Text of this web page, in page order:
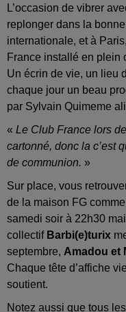
L’occasion de vibrer
replonger dans la
internationale, et à
France installé en
Un écrin de vie, un lieu
chaque jour un beau
par Sylvain Quimeme
« Le Club France lors
cartonné, donc la c’est
de communion. »
Sur place, vous
de la maison FG comme
samedi soir à 22h30
collectif Barbi(e)turix
septembre, Amadou et
Chaque tête d’affiche
soutient.
Notez aussi que tous